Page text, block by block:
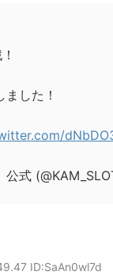
した！
式
ID:SaAn0wl7d